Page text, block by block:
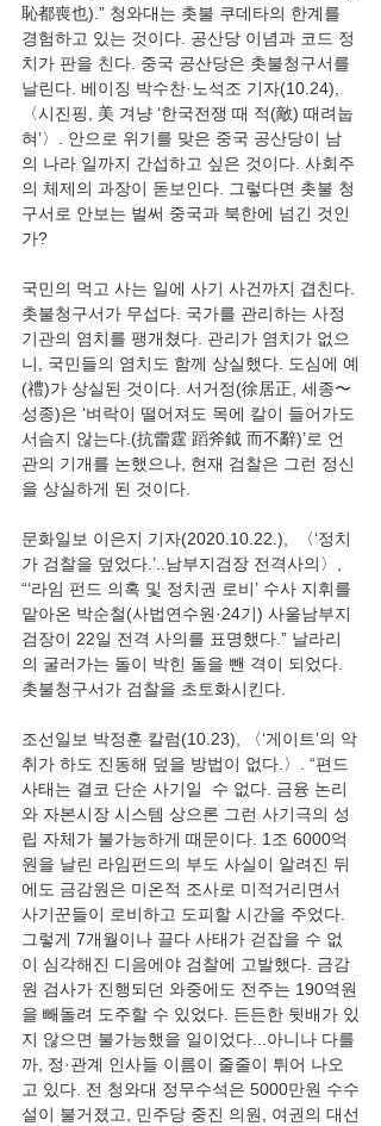
恥都喪也).” 청와대는 촛불 쿠데타의 한계를
경험하고 있는 것이다. 공산당 이념과 코드 정
치가 판을 친다. 중국 공산당은 촛불청구서를
날린다. 베이징 박수찬·노석조 기자(10.24),
〈시진핑, 美 겨냥 ‘한국전쟁 때 적(敵) 때려눕
혀’〉. 안으로 위기를 맞은 중국 공산당이 남
의 나라 일까지 간섭하고 싶은 것이다. 사회주
의 체제의 과장이 돋보인다. 그렇다면 촛불 청
구서로 안보는 벌써 중국과 북한에 넘긴 것인
국민의 먹고 사는 일에 사기 사건까지 겹친다.
촛불청구서가 무섭다. 국가를 관리하는 사정
기관의 염치를 팽개쳤다. 관리가 염치가 없으
니, 국민들의 염치도 함께 상실했다. 도심에 예
(禮)가 상실된 것이다. 서거정(徐居正, 세종〜
성종)은 ‘벼락이 떨어져도 목에 칼이 들어가도
서슴지 않는다.(抗雷霆 蹈斧鉞 而不辭)’로 언
관의 기개를 논했으나, 현재 검찰은 그런 정신
문화일보 이은지 기자(2020.10.22.),  〈‘정치
가 검찰을 덮었다.’..남부지검장 전격사의〉,
“‘라임 펀드 의혹 및 정치권 로비’ 수사 지휘를
맡아온 박순철(사법연수원·24기) 사울남부지
검장이 22일 전격 사의를 표명했다.” 날라리
의 굴러가는 돌이 박힌 돌을 뺀 격이 되었다.
조선일보 박정훈 칼럼(10.23), 〈‘게이트’의 악
취가 하도 진동해 덮을 방법이 없다.〉. “편드
사태는 결코 단순 사기일  수 없다. 금융 논리
와 자본시장 시스템 상으론 그런 사기극의 성
립 자체가 불가능하게 때문이다. 1조 6000억
원을 날린 라임펀드의 부도 사실이 알려진 뒤
에도 금감원은 미온적 조사로 미적거리면서
사기꾼들이 로비하고 도피할 시간을 주었다.
그렇게 7개월이나 끌다 사태가 걷잡을 수 없
이 심각해진 디음에야 검찰에 고발했다. 금감
원 검사가 진행되던 와중에도 전주는 190역원
을 빼돌려 도주할 수 있었다. 든든한 뒷배가 있
지 않으면 불가능했을 일이었다...아니나 다를
까, 정·관계 인사들 이름이 줄줄이 튀어 나오
고 있다. 전 청와대 정무수석은 5000만원 수수
설이 불거졌고, 민주당 중진 의원, 여권의 대선